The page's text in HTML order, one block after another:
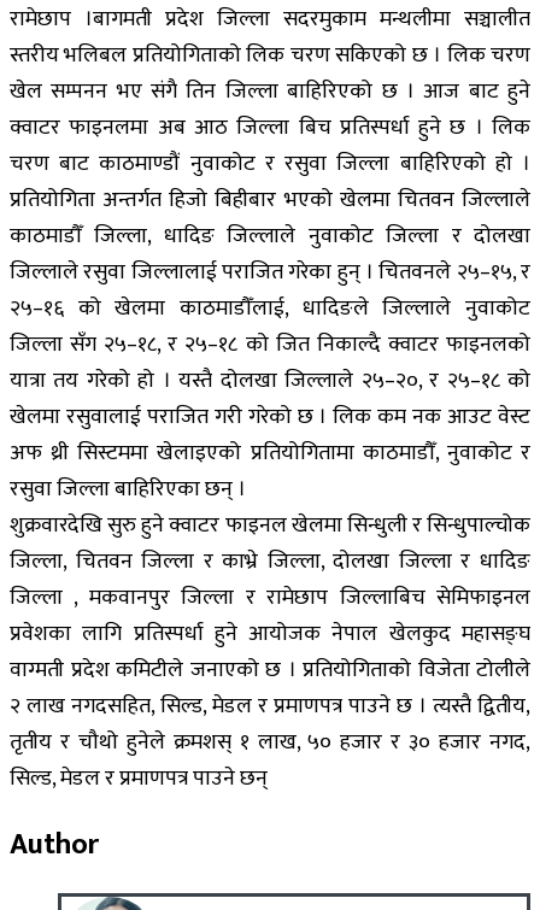
रामेछाप ।बागमती प्रदेश जिल्ला सदरमुकाम मन्थलीमा सञ्चालीत
स्तरीय भलिबल प्रतियोगिताको लिक चरण सकिएको छ । लिक चरण
खेल सम्पनन भए संगै तिन जिल्ला बाहिरिएको छ । आज बाट हुने
क्वाटर फाइनलमा अब आठ जिल्ला बिच प्रतिस्पर्धा हुने छ । लिक
चरण बाट काठमाण्डौं नुवाकोट र रसुवा जिल्ला बाहिरिएको हो ।
प्रतियोगिता अन्तर्गत हिजो बिहीबार भएको खेलमा चितवन जिल्लाले
काठमाडौँ जिल्ला, धादिङ जिल्लाले नुवाकोट जिल्ला र दोलखा
जिल्लाले रसुवा जिल्लालाई पराजित गरेका हुन् । चितवनले २५–१५, र
२५–१६ को खेलमा काठमाडौँलाई, धादिङले जिल्लाले नुवाकोट
जिल्ला सँग २५–१८, र २५–१८ को जित निकाल्दै क्वाटर फाइनलको
यात्रा तय गरेको हो । यस्तै दोलखा जिल्लाले २५–२०, र २५–१८ को
खेलमा रसुवालाई पराजित गरी गरेको छ । लिक कम नक आउट वेस्ट
अफ थ्री सिस्टममा खेलाइएको प्रतियोगितामा काठमाडौँ, नुवाकोट र
रसुवा जिल्ला बाहिरिएका छन् ।
शुक्रवारदेखि सुरु हुने क्वाटर फाइनल खेलमा सिन्धुली र सिन्धुपाल्चोक
जिल्ला, चितवन जिल्ला र काभ्रे जिल्ला, दोलखा जिल्ला र धादिङ
जिल्ला , मकवानपुर जिल्ला र रामेछाप जिल्लाबिच सेमिफाइनल
प्रवेशका लागि प्रतिस्पर्धा हुने आयोजक नेपाल खेलकुद महासङ्घ
वाग्मती प्रदेश कमिटीले जनाएको छ । प्रतियोगिताको विजेता टोलीले
२ लाख नगदसहित, सिल्ड, मेडल र प्रमाणपत्र पाउने छ । त्यस्तै द्वितीय,
तृतीय र चौथो हुनेले क्रमशस् १ लाख, ५० हजार र ३० हजार नगद,
सिल्ड, मेडल र प्रमाणपत्र पाउने छन्
Author